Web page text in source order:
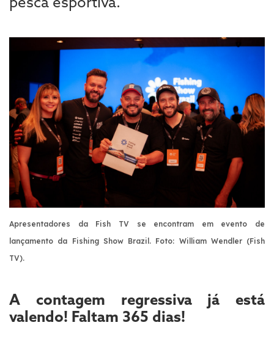
Apresentadores da Fish TV se encontram em evento de
lançamento da Fishing Show Brazil. Foto: William Wendler (Fish
TV).
A contagem regressiva já está
valendo! Faltam 365 dias!